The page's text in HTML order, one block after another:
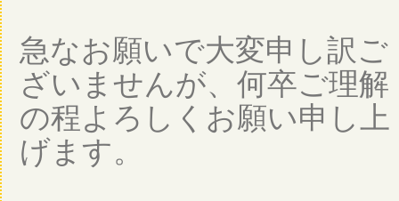
急なお願いで大変申し訳ご
ざいませんが、何卒ご理解
の程よろしくお願い申し上
げます。